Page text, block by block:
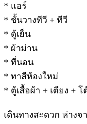
* แอร์
* ชั้นวางทีวี + ทีวี
* ตู้เย็น
* ผ้าม่าน
* ที่นอน
* ทาสีห้องใหม่
* ตู้เสื้อผ้า + เตียง + โ
เดินทางสะดวก ห่าง